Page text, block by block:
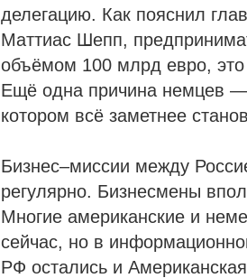
делегацию. Как пояснил
Маттиас Шепп,
объёмом 100 млрд евро,
Ещё одна причина немцев —
котором всё заметнее
Бизнес–миссии между
регулярно. Бизнесмены
Многие американские и
сейчас, но в
РФ остались и